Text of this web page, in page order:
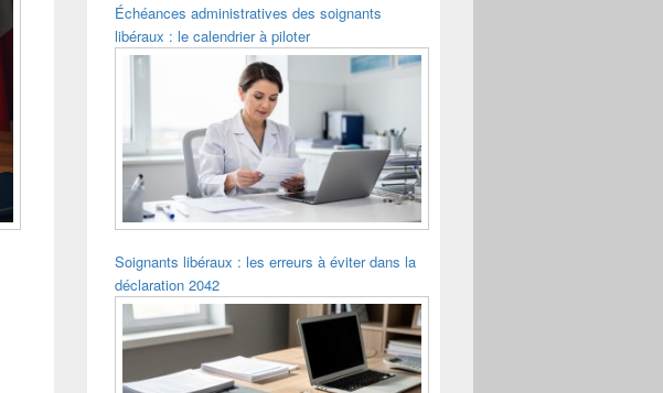
Échéances administratives des soignants
libéraux : le calendrier à piloter
Soignants libéraux : les erreurs à éviter dans la
déclaration 2042